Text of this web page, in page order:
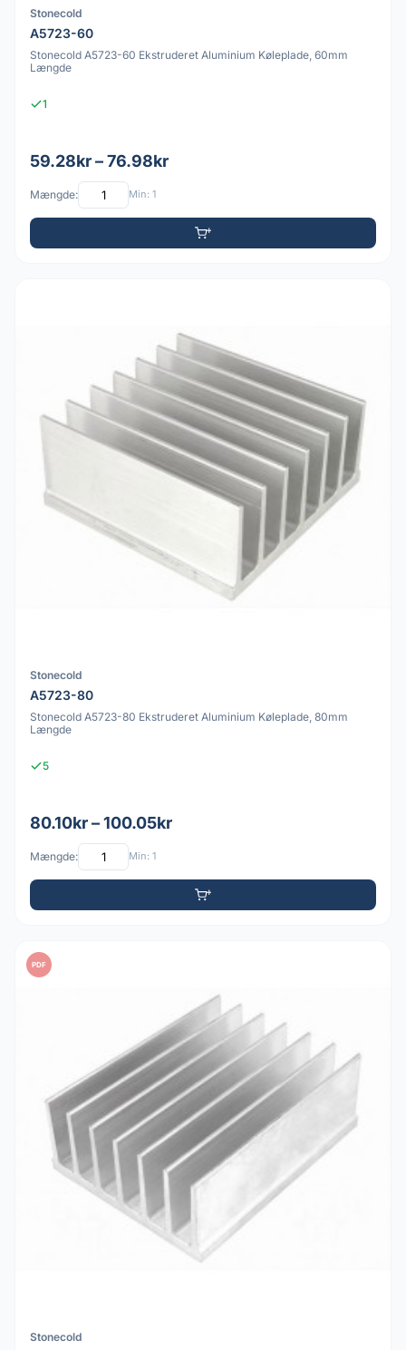
Stonecold
A5723-60
Stonecold A5723-60 Ekstruderet Aluminium Køleplade, 60mm
Længde
1
59.28kr – 76.98kr
Mængde: Min: 1
Stonecold
A5723-80
Stonecold A5723-80 Ekstruderet Aluminium Køleplade, 80mm
Længde
5
80.10kr – 100.05kr
Mængde: Min: 1
PDF
Stonecold